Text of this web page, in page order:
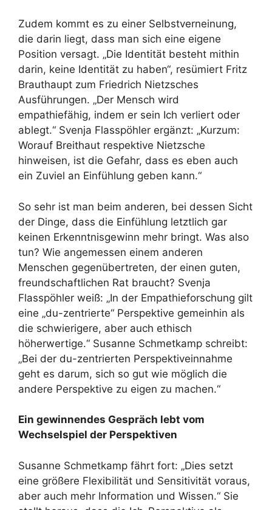
Zudem kommt es zu einer Selbstverneinung,
die darin liegt, dass man sich eine eigene
Position versagt. „Die Identität besteht mithin
darin, keine Identität zu haben“, resümiert Fritz
Brauthaupt zum Friedrich Nietzsches
Ausführungen. „Der Mensch wird
empathiefähig, indem er sein Ich verliert oder
ablegt.“ Svenja Flasspöhler ergänzt: „Kurzum:
Worauf Breithaut respektive Nietzsche
hinweisen, ist die Gefahr, dass es eben auch
ein Zuviel an Einfühlung geben kann.“
So sehr ist man beim anderen, bei dessen Sicht
der Dinge, dass die Einfühlung letztlich gar
keinen Erkenntnisgewinn mehr bringt. Was also
tun? Wie angemessen einem anderen
Menschen gegenübertreten, der einen guten,
freundschaftlichen Rat braucht? Svenja
Flasspöhler weiß: „In der Empathieforschung gilt
eine „du-zentrierte“ Perspektive gemeinhin als
die schwierigere, aber auch ethisch
höherwertige.“ Susanne Schmetkamp schreibt:
„Bei der du-zentrierten Perspektiveinnahme
geht es darum, sich so gut wie möglich die
andere Perspektive zu eigen zu machen.“
Ein gewinnendes Gespräch lebt vom
Wechselspiel der Perspektiven
Susanne Schmetkamp fährt fort: „Dies setzt
eine größere Flexibilität und Sensitivität voraus,
aber auch mehr Information und Wissen.“ Sie